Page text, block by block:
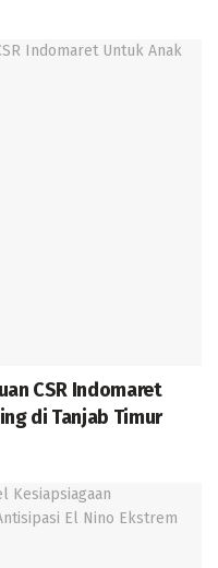
CSR Indomaret
di Tanjab Timur